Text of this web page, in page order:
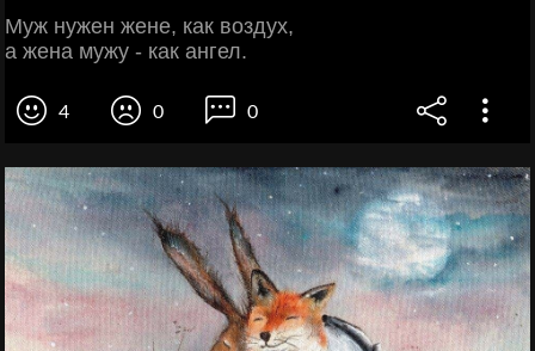
Муж нужен жене, как воздух,
а жена мужу - как ангел.
4 0 0